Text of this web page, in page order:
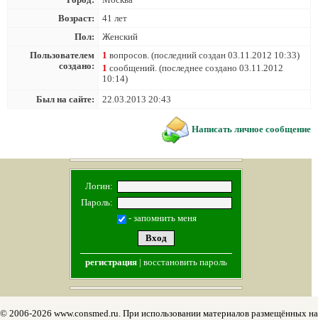
Возраст:
41 лет
Пол:
Женский
Пользователем
создано:
1 вопросов. (последний создан 03.11.2012 10:33)
1 сообщений. (последнее создано 03.11.2012
10:14)
Был на сайте:
22.03.2013 20:43
Написать личное сообщение
Логин:
Пароль:
- запомнить меня
регистрация| восстановить пароль
© 2006-2026 www.consmed.ru. При использовании материалов размещённых на